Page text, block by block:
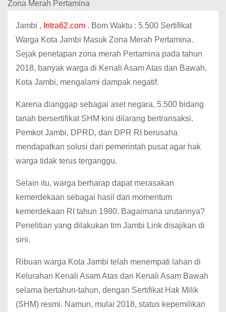
Jambi , Intra62.com . Bom Waktu : 5.500 Sertifikat
Warga Kota Jambi Masuk Zona Merah Pertamina.
Sejak penetapan zona merah Pertamina pada tahun
2018, banyak warga di Kenali Asam Atas dan Bawah,
Kota Jambi, mengalami dampak negatif.
Karena dianggap sebagai aset negara, 5.500 bidang
tanah bersertifikat SHM kini dilarang bertransaksi.
Pemkot Jambi, DPRD, dan DPR RI berusaha
mendapatkan solusi dari pemerintah pusat agar hak
warga tidak terus terganggu.
Selain itu, warga berharap dapat merasakan
kemerdekaan sebagai hasil dari momentum
kemerdekaan RI tahun 1980. Bagaimana urutannya?
Penelitian yang dilakukan tim Jambi Link disajikan di
sini.
Ribuan warga Kota Jambi telah menempati lahan di
Kelurahan Kenali Asam Atas dan Kenali Asam Bawah
selama bertahun-tahun, dengan Sertifikat Hak Milik
(SHM) resmi. Namun, mulai 2018, status kepemilikan